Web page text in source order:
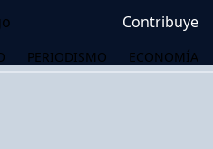
Contribuye
PERIODISMO ECONOMÍA